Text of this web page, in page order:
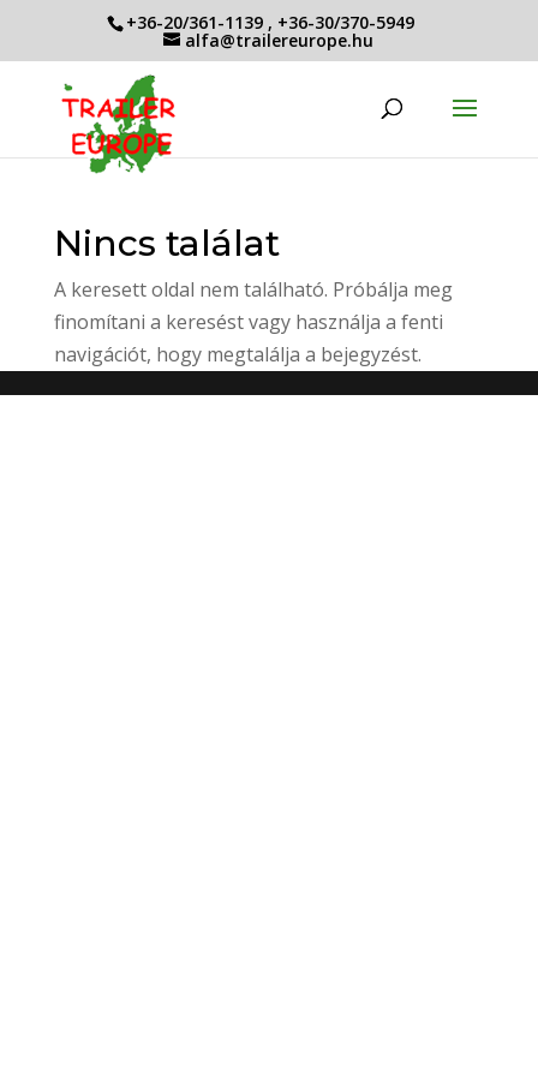
+36-20/361-1139 , +36-30/370-5949
alfa@trailereurope.hu
Nincs találat
A keresett oldal nem található. Próbálja meg
finomítani a keresést vagy használja a fenti
navigációt, hogy megtalálja a bejegyzést.